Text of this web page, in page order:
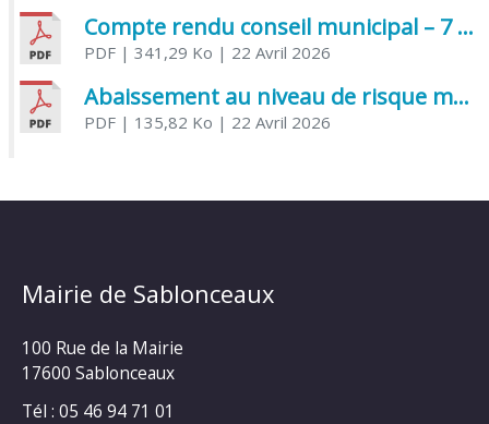
Compte rendu conseil municipal – 7 avril 2026
PDF| 341,29 Ko | 22 Avril 2026
Abaissement au niveau de risque modéré de l’Influenza aviaire
PDF| 135,82 Ko | 22 Avril 2026
Mairie de Sablonceaux
100 Rue de la Mairie
17600 Sablonceaux
Tél : 05 46 94 71 01